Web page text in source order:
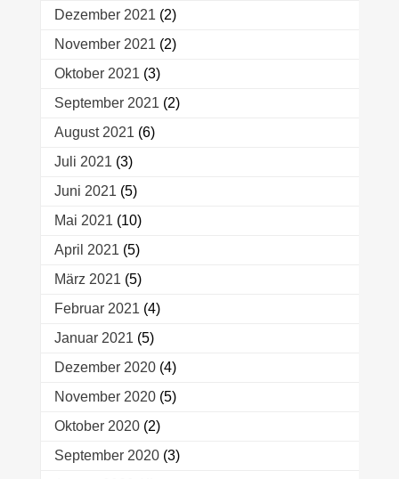
Dezember 2021 (2)
November 2021 (2)
Oktober 2021 (3)
September 2021 (2)
August 2021 (6)
Juli 2021 (3)
Juni 2021 (5)
Mai 2021 (10)
April 2021 (5)
März 2021 (5)
Februar 2021 (4)
Januar 2021 (5)
Dezember 2020(4)
November 2020(5)
Oktober 2020(2)
September 2020(3)